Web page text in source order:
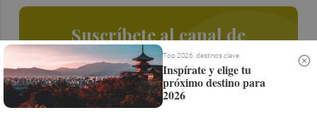
Suscríbete al canal de
Whatsapp
Siempre al día de las últimas noticias
¡Quiero suscribirme!
Top 2026: destinos clave
Inspírate y elige tu
próximo destino para
2026